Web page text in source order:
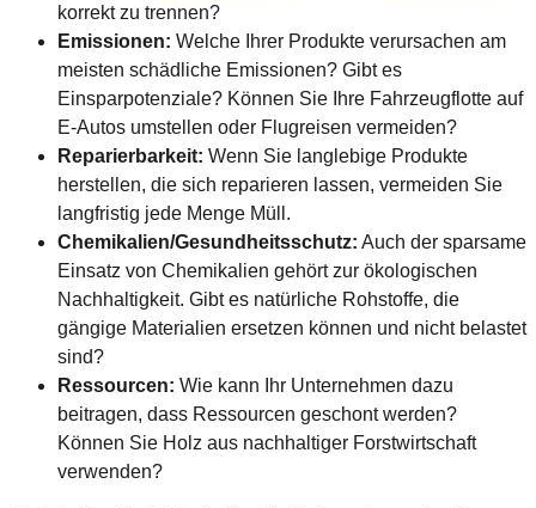
korrekt zu trennen?
Emissionen: Welche Ihrer Produkte verursachen am
meisten schädliche Emissionen? Gibt es
Einsparpotenziale? Können Sie Ihre Fahrzeugflotte auf
E-Autos umstellen oder Flugreisen vermeiden?
Reparierbarkeit: Wenn Sie langlebige Produkte
herstellen, die sich reparieren lassen, vermeiden Sie
langfristig jede Menge Müll.
Chemikalien/Gesundheitsschutz: Auch der sparsame
Einsatz von Chemikalien gehört zur ökologischen
Nachhaltigkeit. Gibt es natürliche Rohstoffe, die
gängige Materialien ersetzen können und nicht belastet
sind?
Ressourcen: Wie kann Ihr Unternehmen dazu
beitragen, dass Ressourcen geschont werden?
Können Sie Holz aus nachhaltiger Forstwirtschaft
verwenden?